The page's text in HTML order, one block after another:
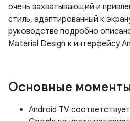
очень захватывающий и
стиль, адаптированный к
руководстве подробно
Material Design к интерфейсу
Основные
Android TV